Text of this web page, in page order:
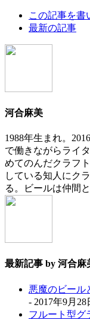
following
tabs
change
この記事を書
最新の記事
河合麻美
1988年生まれ。
で働きながらライ
めてのんだクラフ
している知人にク
る。ビールは仲間
最新記事 by 河合麻
悪魔のビール
- 2017年9月28
フルート型グ